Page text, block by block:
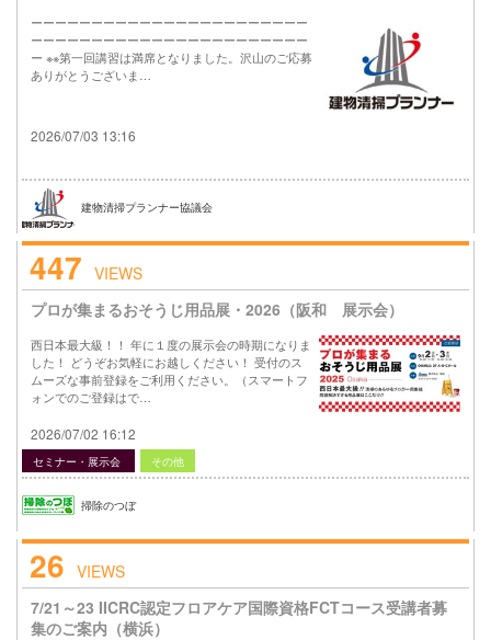
ーーーーーーーーーーーーーーーーーーーーーーー
ーーーーーーーーーーーーーーーーーーーーーーー
ー ※※第一回講習は満席となりました。沢山のご応募
ありがとうございま…
2026/07/03 13:16
建物清掃プランナー協議会
447 VIEWS
プロが集まるおそうじ用品展・2026（阪和 展示会）
西日本最大級！！ 年に１度の展示会の時期になりま
した！ どうぞお気軽にお越しください！ 受付のス
ムーズな事前登録をご利用ください。（スマートフ
ォンでのご登録はで…
2026/07/02 16:12
セミナー・展示会 その他
掃除のつぼ
26 VIEWS
7/21～23 IICRC認定フロアケア国際資格FCTコース受講者募
集のご案内（横浜）